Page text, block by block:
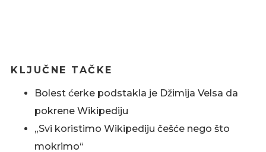
KLJUČNE TAČKE
Bolest ćerke podstakla je Džimija Velsa da
pokrene Wikipediju
„Svi koristimo Wikipediju češće nego što
mokrimo“